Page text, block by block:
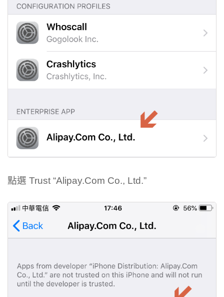
點選 Trust “Alipay.Com Co., Ltd.”